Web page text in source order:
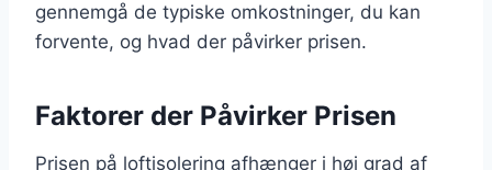
gennemgå de typiske omkostninger, du kan
forvente, og hvad der påvirker prisen.
Faktorer der Påvirker Prisen
Prisen på loftisolering afhænger i høj grad af